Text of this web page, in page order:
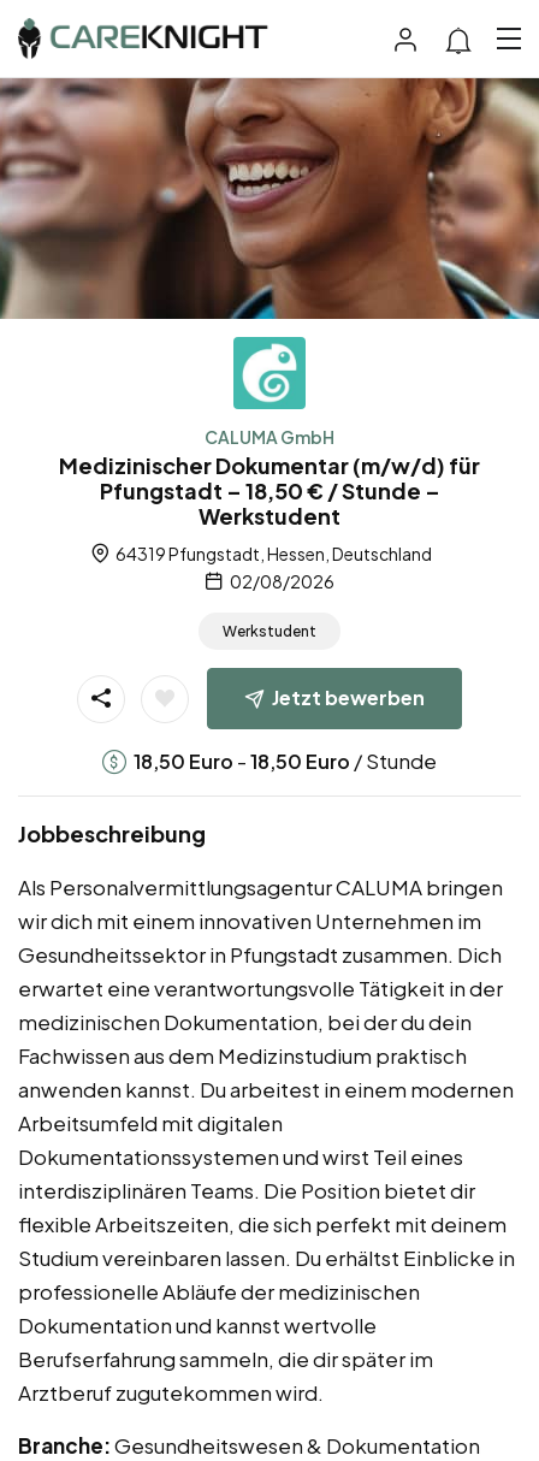
CALUMA GmbH
Medizinischer Dokumentar (m/w/d) für
Pfungstadt – 18,50 € / Stunde –
Werkstudent
64319 Pfungstadt, Hessen, Deutschland
02/08/2026
Werkstudent
Jetzt bewerben
18,50 Euro -18,50 Euro / Stunde
Jobbeschreibung
Als Personalvermittlungsagentur CALUMA bringen
wir dich mit einem innovativen Unternehmen im
Gesundheitssektor in Pfungstadt zusammen. Dich
erwartet eine verantwortungsvolle Tätigkeit in der
medizinischen Dokumentation, bei der du dein
Fachwissen aus dem Medizinstudium praktisch
anwenden kannst. Du arbeitest in einem modernen
Arbeitsumfeld mit digitalen
Dokumentationssystemen und wirst Teil eines
interdisziplinären Teams. Die Position bietet dir
flexible Arbeitszeiten, die sich perfekt mit deinem
Studium vereinbaren lassen. Du erhältst Einblicke in
professionelle Abläufe der medizinischen
Dokumentation und kannst wertvolle
Berufserfahrung sammeln, die dir später im
Arztberuf zugutekommen wird.
Branche:Gesundheitswesen & Dokumentation